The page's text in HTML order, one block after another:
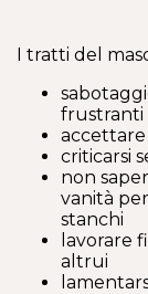
I tratti del
frustranti
accettare
criticarsi
non
vanità
stanchi
lavorare
altrui